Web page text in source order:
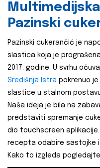
Pazinski
Pazinski cukerančić je
slastica koja je
2017. godine. U svrhu
Središnja Istra pokrenuo
slastice u stalnom
Naša ideja je bila na
predstaviti spremanje
dio touchscreen
recepta odabire sastojke
Kako to izgleda